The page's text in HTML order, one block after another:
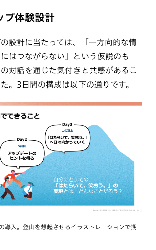
プ体験設計
設計に当たっては、「一方向的な情
はつながらない」という仮説のも
対話を通じた気付きと共感があるこ
。3日間の構成は以下の通りです。
導入。登山を想起させるイラストレーションで期